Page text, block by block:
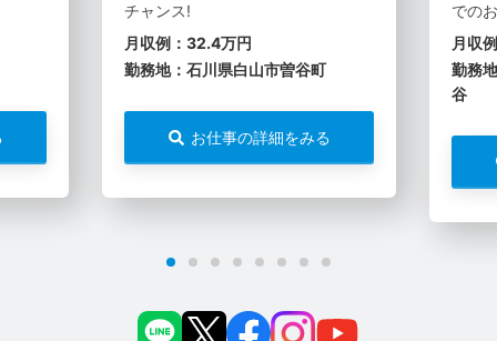
チャンス!
月収例：32.4万円
勤務地：石川県白山市曽谷町
お仕事の詳細をみる
での
月収
勤務
谷